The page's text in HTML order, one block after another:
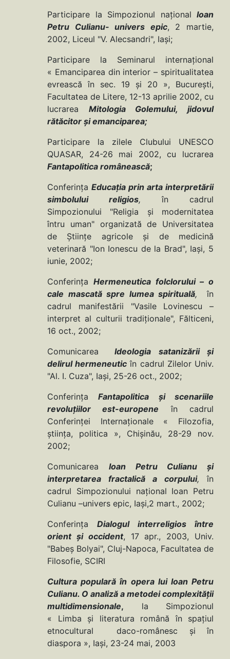
Participare la Simpozionul naţional Ioan
Petru Culianu- univers epic, 2 martie,
2002, Liceul "V. Alecsandri", Iaşi;
Participare la Seminarul internaţional
« Emanciparea din interior – spiritualitatea
evrească în sec. 19 şi 20 », Bucureşti,
Facultatea de Litere, 12-13 aprilie 2002, cu
lucrarea Mitologia Golemului, jidovul
rătăcitor şi emanciparea;
Participare la zilele Clubului UNESCO
QUASAR, 24-26 mai 2002, cu lucrarea
Fantapolitica românească;
Conferinţa Educaţia prin arta interpretării
simbolului religios,în cadrul
Simpozionului "Religia şi modernitatea
întru uman" organizată de Universitatea
de Ştiinţe agricole şi de medicină
veterinară "Ion Ionescu de la Brad", Iaşi, 5
iunie, 2002;
Conferinţa Hermeneutica folclorului – o
cale mascată spre lumea spirituală,
în
cadrul manifestării "Vasile Lovinescu –
interpret al culturii tradiţionale", Fălticeni,
16 oct., 2002;
Comunicarea Ideologia satanizării şi
delirul hermeneutic în cadrul Zilelor Univ.
"Al. I. Cuza", Iaşi, 25-26 oct., 2002;
ConferinţaFantapolitica
şi scenariile
revoluţiilor est-europene în cadrul
Conferinţei Internaţionale « Filozofia,
ştiinţa, politica », Chişinău, 28-29 nov.
2002;
Comunicarea Ioan Petru Culianu şi
interpretarea fractalică a corpului,în
cadrul Simpozionului naţional Ioan Petru
Culianu –univers epic, Iaşi,2 mart., 2002;
Conferinţa Dialogul interreligios între
orient şi occident, 17 apr., 2003, Univ.
"Babeş Bolyai", Cluj-Napoca, Facultatea de
Filosofie, SCIRI
Cultura populară în opera lui Ioan Petru
Culianu. O analiză a metodei complexităţii
multidimensionale, la Simpozionul
« Limba şi literatura română în spaţiul
etnocultural daco-românesc şi în
diaspora », Iaşi, 23-24 mai, 2003